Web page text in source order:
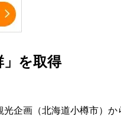
」を取得
企画（北海道小樽市）